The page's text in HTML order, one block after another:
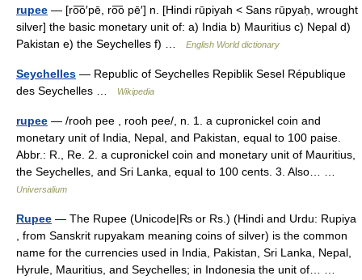
rupee — [ro͞o′pē, ro͞o pē′] n. [Hindi rūpiyah < Sans rūpyaḥ, wrought
silver] the basic monetary unit of: a) India b) Mauritius c) Nepal d)
Pakistan e) the Seychelles f) …
English World dictionary
Seychelles — Republic of Seychelles Repiblik Sesel République
des Seychelles …
Wikipedia
rupee — /rooh pee , rooh pee/, n. 1. a cupronickel coin and
monetary unit of India, Nepal, and Pakistan, equal to 100 paise.
Abbr.: R., Re. 2. a cupronickel coin and monetary unit of Mauritius,
the Seychelles, and Sri Lanka, equal to 100 cents. 3. Also… …
Universalium
Rupee — The Rupee (Unicode|₨ or Rs.) (Hindi and Urdu: Rupiya
, from Sanskrit rupyakam meaning coins of silver) is the common
name for the currencies used in India, Pakistan, Sri Lanka, Nepal,
Hyrule, Mauritius, and Seychelles; in Indonesia the unit of… …